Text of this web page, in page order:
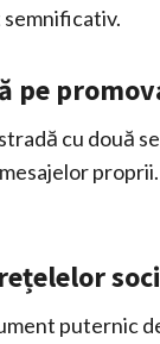
semnificativ.
pe
cu două
puternic